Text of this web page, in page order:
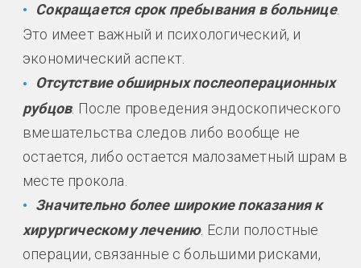
Сокращается срок пребывания в больнице.
Это имеет важный и психологический, и
экономический аспект.
Отсутствие обширных послеоперационных
рубцов. После проведения эндоскопического
вмешательства следов либо вообще не
остается, либо остается малозаметный шрам в
месте прокола.
Значительно более широкие показания к
хирургическому лечению. Если полостные
операции, связанные с большими рисками,